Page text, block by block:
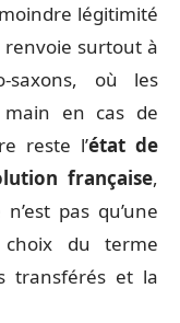
légitimité
renvoie surtout à
saxons, où les
en cas de
reste l’état de
française,
n’est pas qu’une
du terme
transférés et la